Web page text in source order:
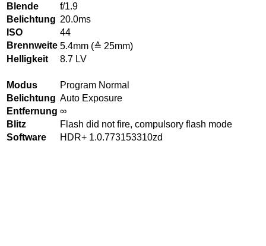
Blende
f/1.9
Belichtung 20.0ms
ISO
44
Brennweite 5.4mm (≙ 25mm)
Helligkeit
8.7 LV
Modus
Program Normal
Belichtung Auto Exposure
Entfernung ∞
Blitz
Flash did not fire, compulsory flash mode
Software
HDR+ 1.0.773153310zd